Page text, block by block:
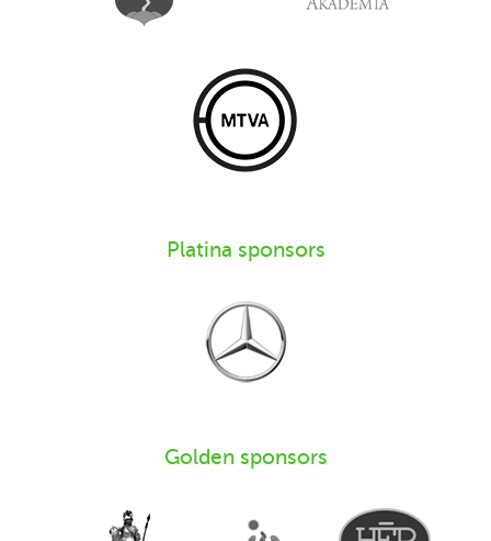
Platina sponsors
Golden sponsors